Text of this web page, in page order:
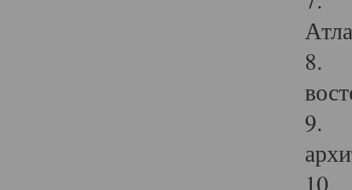
8.
9.
10.